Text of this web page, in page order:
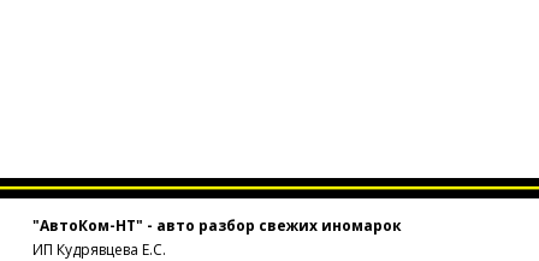
"АвтоКом-НТ" - авто разбор свежих иномарок
ИП Кудрявцева Е.С.